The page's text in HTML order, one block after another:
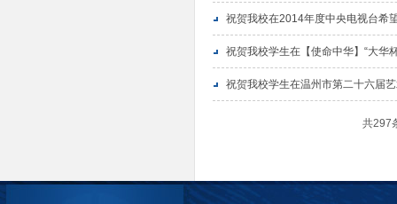
祝贺我校在2014年度中央电视台希
祝贺我校学生在【使命中华】“大华
祝贺我校学生在温州市第二十六届
共297